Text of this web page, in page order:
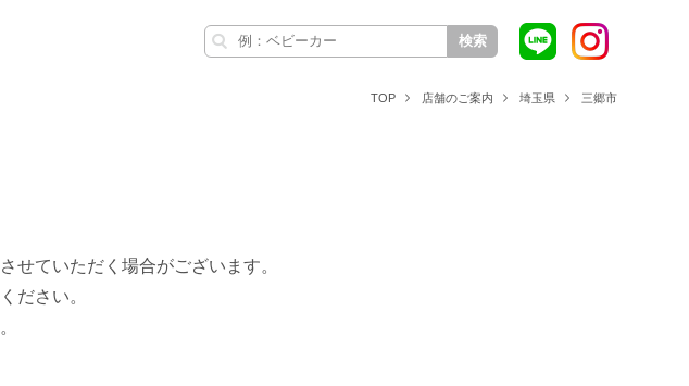
検索
TOP 店舗のご案内 埼玉県 三郷市
せていただく場合がございます。
ださい。